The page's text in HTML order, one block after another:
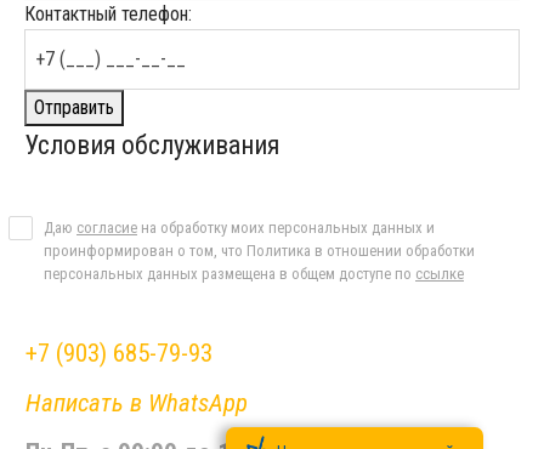
Контактный телефон:
Отправить
Условия обслуживания
Даю согласие на обработку моих персональных данных и
проинформирован о том, что Политика в отношении обработки
персональных данных размещена в общем доступе по ссылке
+7 (903) 685-79-93
Написать в WhatsApp